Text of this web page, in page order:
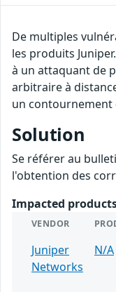
De multiples
les produits
à un attaquant de
arbitraire à
un contournement
Solution
Se référer au
l'obtention des
Impacted
VENDOR
Juniper
Networks
N/A